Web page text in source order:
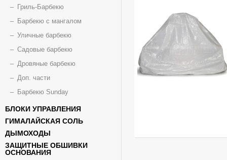
Гриль-Барбекю
Барбекю с мангалом
Уличные барбекю
Садовые барбекю
Дровяные барбекю
Доп. части
Барбекю Sunday
БЛОКИ УПРАВЛЕНИЯ
ГИМАЛАЙСКАЯ СОЛЬ
ДЫМОХОДЫ
ЗАЩИТНЫЕ ОБШИВКИ
ОСНОВАНИЯ